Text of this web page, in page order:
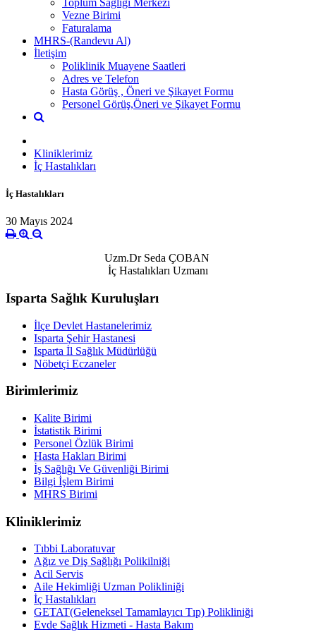
Vezne Birimi
Faturalama
MHRS-(Randevu Al)
İletişim
Poliklinik Muayene Saatleri
Adres ve Telefon
Hasta Görüş , Öneri ve Şikayet Formu
Personel Görüş,Öneri ve Şikayet Formu
Kliniklerimiz
İç Hastalıkları
İç Hastalıkları
30 Mayıs 2024
Uzm.Dr Seda ÇOBAN
İç Hastalıkları Uzmanı
Isparta Sağlık Kuruluşları
İlçe Devlet Hastanelerimiz
Isparta Şehir Hastanesi
Isparta İl Sağlık Müdürlüğü
Nöbetçi Eczaneler
Birimlerimiz
Kalite Birimi
İstatistik Birimi
Personel Özlük Birimi
Hasta Hakları Birimi
İş Sağlığı Ve Güvenliği Birimi
Bilgi İşlem Birimi
MHRS Birimi
Kliniklerimiz
Tıbbi Laboratuvar
Ağız ve Diş Sağlığı Polikilniği
Acil Servis
Aile Hekimliği Uzman Polikliniği
İç Hastalıkları
GETAT(Geleneksel Tamamlayıcı Tıp) Polikliniği
Evde Sağlık Hizmeti - Hasta Bakım